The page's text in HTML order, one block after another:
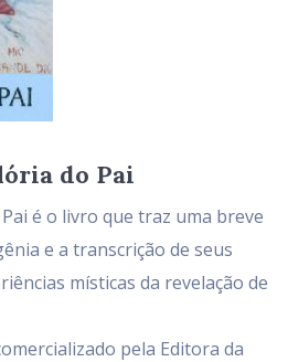
do Pai
é o livro que traz uma breve
e a transcrição de seus
místicas da revelação de
pela Editora da